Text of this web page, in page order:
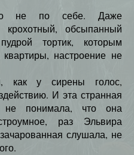
не по себе. Даже
обсыпанный
тортик, которым
настроение не
как у сирены голос,
И эта странная
не понимала, что она
раз Эльвира
слушала, не